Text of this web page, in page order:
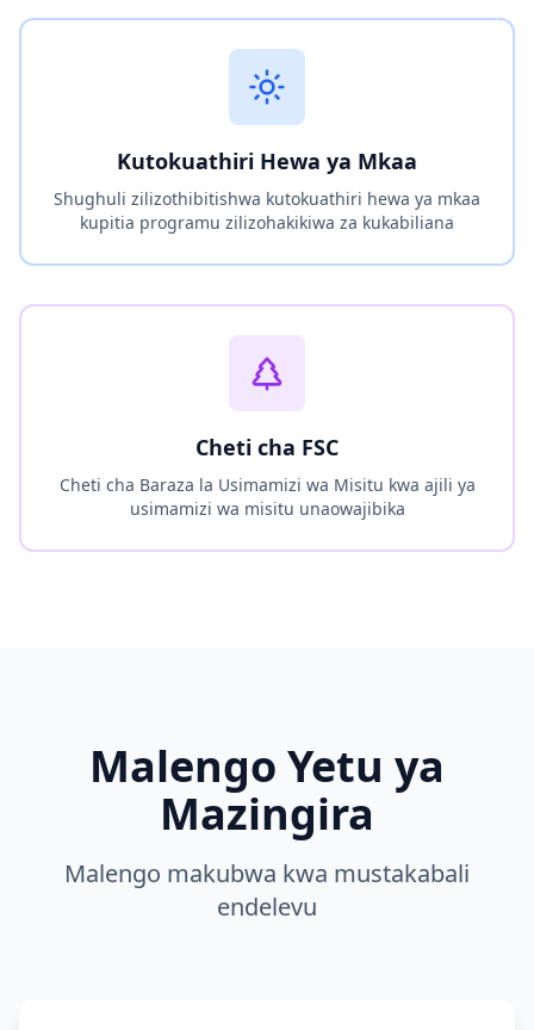
Kutokuathiri Hewa ya Mkaa
Shughuli zilizothibitishwa kutokuathiri hewa ya mkaa
kupitia programu zilizohakikiwa za kukabiliana
Cheti cha FSC
Cheti cha Baraza la Usimamizi wa Misitu kwa ajili ya
usimamizi wa misitu unaowajibika
Malengo Yetu ya
Mazingira
Malengo makubwa kwa mustakabali
endelevu